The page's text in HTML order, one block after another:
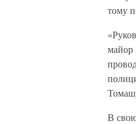
тому
майор
В